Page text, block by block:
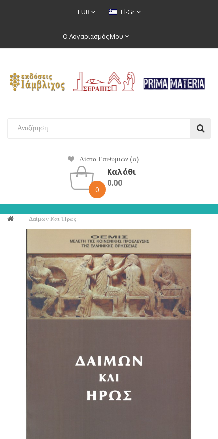
EUR El-Gr
Ο Λογαριασμός Μου
Λίστα Επιθυμιών (0)
0
Καλάθι
0.00
Δαίμων Και Ήρως